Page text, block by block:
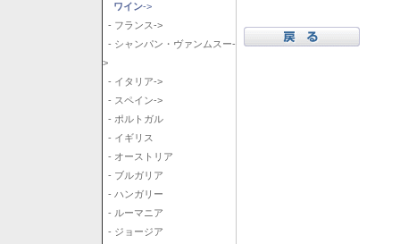
ワイン->
- フランス->
- シャンパン・ヴァンムスー-
>
- イタリア->
- スペイン->
- ポルトガル
- イギリス
- オーストリア
- ブルガリア
- ハンガリー
- ルーマニア
- ジョージア